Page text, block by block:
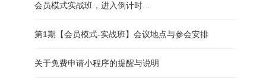
会员模式实战班，进入倒计时...
第1期【会员模式-实战班】会议地点与参会安排
关于免费申请小程序的提醒与说明